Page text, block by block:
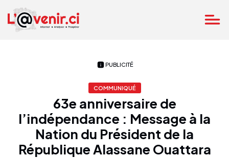
PUBLICITÉ
COMMUNIQUÉ
63e anniversaire de
l’indépendance : Message à la
Nation du Président de la
République Alassane Ouattara